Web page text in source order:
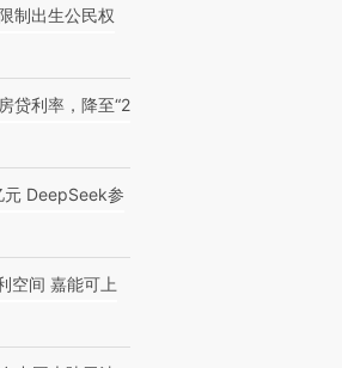
走私7万
内含3种
视线｜被称为“蟑螂”的印
度Z世代 用街头抗争将教
制出生公民权
贷利率，降至“2
DeepSeek参
空间 嘉能可上